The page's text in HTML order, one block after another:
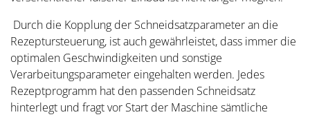
Durch die Kopplung der Schneidsatzparameter an die
Rezeptursteuerung, ist auch gewährleistet, dass immer die
optimalen Geschwindigkeiten und sonstige
Verarbeitungsparameter eingehalten werden. Jedes
Rezeptprogramm hat den passenden Schneidsatz
hinterlegt und fragt vor Start der Maschine sämtliche